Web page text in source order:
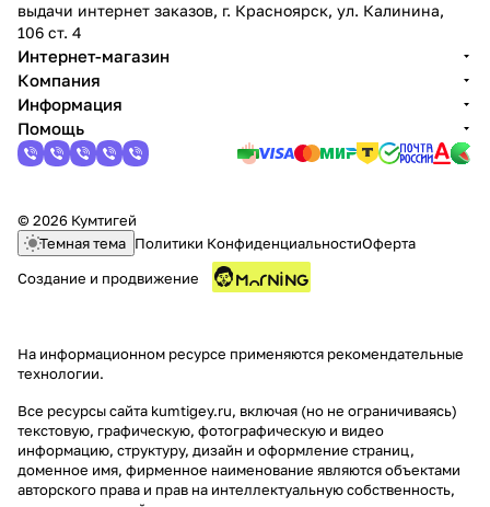
выдачи интернет заказов, г. Красноярск, ул. Калинина,
106 ст. 4
Интернет-магазин
Компания
Информация
Помощь
© 2026 Кумтигей
Темная тема Политики КонфиденциальностиОферта
Создание и продвижение
На информационном ресурсе применяются рекомендательные
технологии.
Все ресурсы сайта kumtigey.ru, включая (но не ограничиваясь)
текстовую, графическую, фотографическую и видео
информацию, структуру, дизайн и оформление страниц,
доменное имя, фирменное наименование являются объектами
авторского права и прав на интеллектуальную собственность,
Подробнее
об оплате Плайтом
25
недели
Остались вопросы?